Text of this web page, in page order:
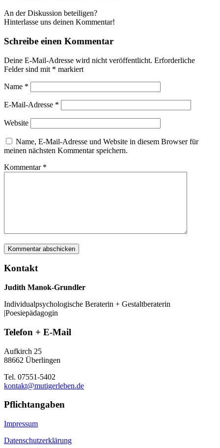
An der Diskussion beteiligen?
Hinterlasse uns deinen Kommentar!
Schreibe einen Kommentar
Deine E-Mail-Adresse wird nicht veröffentlicht. Erforderliche
Felder sind mit * markiert
Name *
E-Mail-Adresse *
Website
Name, E-Mail-Adresse und Website in diesem Browser für
meinen nächsten Kommentar speichern.
Kommentar *
Kontakt
Judith Manok-Grundler
Individualpsychologische Beraterin + Gestaltberaterin
|Poesiepädagogin
Telefon + E-Mail
Aufkirch 25
88662 Überlingen
Tel. 07551-5402
kontakt@mutigerleben.de
Pflichtangaben
Impressum
Datenschutzerklärung